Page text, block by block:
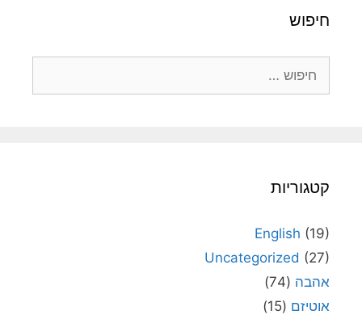
חיפוש
קטגוריות
English (19)
Uncategorized (27)
אהבה (74)
אוטיזם (15)